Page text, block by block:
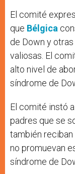
El comité
que Bélgica
de Down y
valiosas. El
alto nivel de
síndrome de
El comité instó
padres que se
también
no promuevan
síndrome de